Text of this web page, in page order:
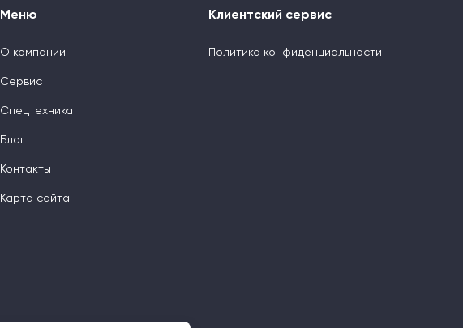
Меню
О компании
Сервис
Спецтехника
Блог
Контакты
Карта сайта
Клиентский сервис
Политика конфиденциальности